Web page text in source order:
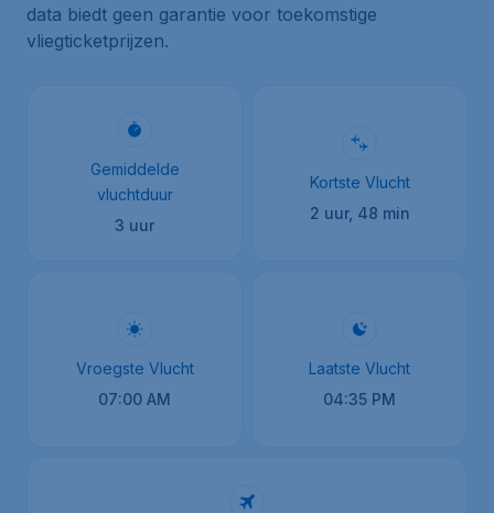
data biedt geen garantie voor toekomstige
vliegticketprijzen.
Gemiddelde
vluchtduur
3 uur
Kortste Vlucht
2 uur, 48 min
Vroegste Vlucht
07:00 AM
Laatste Vlucht
04:35 PM